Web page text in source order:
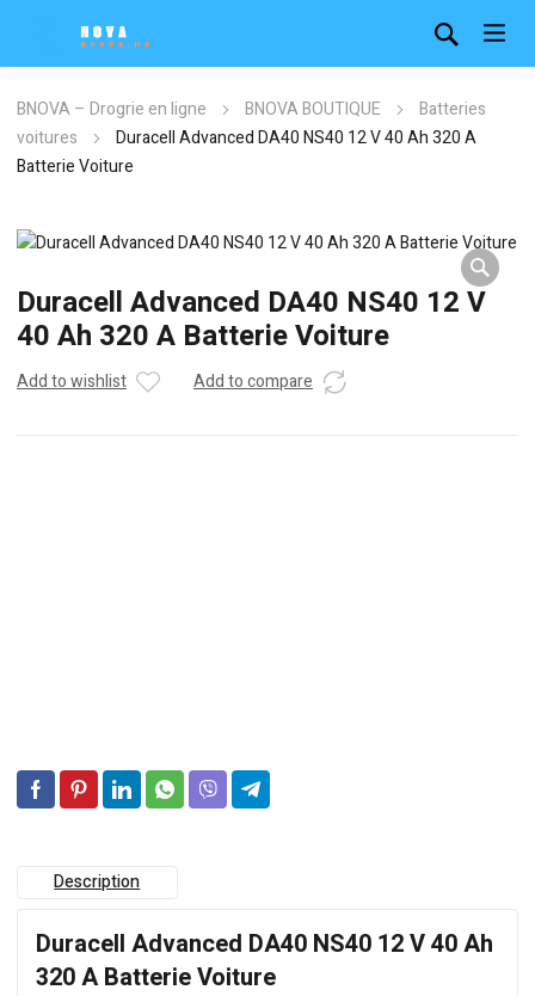
BNOVA – Drogrie en ligne BNOVA BOUTIQUE
Batteries
voitures
Duracell Advanced DA40 NS40 12 V 40 Ah 320 A
Batterie Voiture
Duracell Advanced DA40 NS40 12 V
40 Ah 320 A Batterie Voiture
Add to wishlist Add to compare
Description
Duracell Advanced DA40 NS40 12 V 40 Ah
320 A Batterie Voiture